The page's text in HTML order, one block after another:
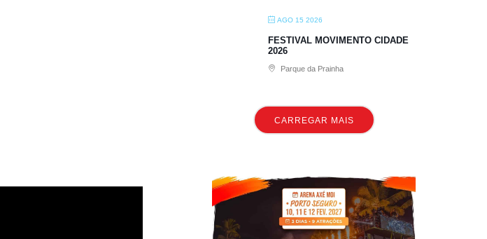
AGO 15 2026
FESTIVAL MOVIMENTO CIDADE
2026
Parque da Prainha
CARREGAR MAIS